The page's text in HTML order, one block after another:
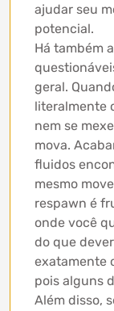
ajudar seu
potencial.
Há também
geral.
literalmente
nem se
mova.
fluidos
mesmo
respawn é
onde você
do que
exatamente
pois alguns
Além disso,